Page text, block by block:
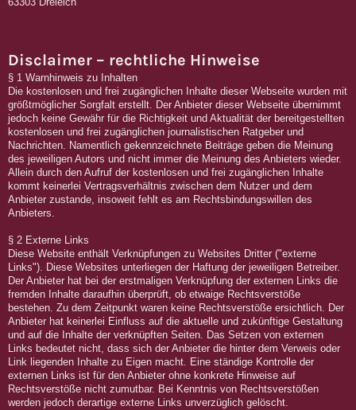
Disclaimer – rechtliche Hinweise
§ 1 Warnhinweis zu Inhalten
Die kostenlosen und frei zugänglichen Inhalte dieser Webseite wurden mit
größtmöglicher Sorgfalt erstellt. Der Anbieter dieser Webseite übernimmt
jedoch keine Gewähr für die Richtigkeit und Aktualität der bereitgestellten
kostenlosen und frei zugänglichen journalistischen Ratgeber und
Nachrichten. Namentlich gekennzeichnete Beiträge geben die Meinung
des jeweiligen Autors und nicht immer die Meinung des Anbieters wieder.
Allein durch den Aufruf der kostenlosen und frei zugänglichen Inhalte
kommt keinerlei Vertragsverhältnis zwischen dem Nutzer und dem
Anbieter zustande, insoweit fehlt es am Rechtsbindungswillen des
Anbieters.
§ 2 Externe Links
Diese Website enthält Verknüpfungen zu Websites Dritter ("externe
Links"). Diese Websites unterliegen der Haftung der jeweiligen Betreiber.
Der Anbieter hat bei der erstmaligen Verknüpfung der externen Links die
fremden Inhalte daraufhin überprüft, ob etwaige Rechtsverstöße
bestehen. Zu dem Zeitpunkt waren keine Rechtsverstöße ersichtlich. Der
Anbieter hat keinerlei Einfluss auf die aktuelle und zukünftige Gestaltung
und auf die Inhalte der verknüpften Seiten. Das Setzen von externen
Links bedeutet nicht, dass sich der Anbieter die hinter dem Verweis oder
Link liegenden Inhalte zu Eigen macht. Eine ständige Kontrolle der
externen Links ist für den Anbieter ohne konkrete Hinweise auf
Rechtsverstöße nicht zumutbar. Bei Kenntnis von Rechtsverstößen
werden jedoch derartige externe Links unverzüglich gelöscht.